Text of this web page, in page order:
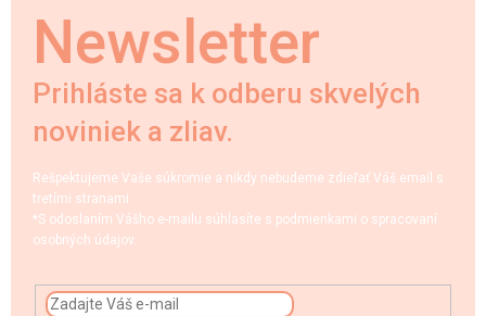
Newsletter
Prihláste sa k odberu skvelých
noviniek a zliav.
Rešpektujeme Vaše súkromie a nikdy nebudeme zdieľať Váš email s
tretími stranami.
*S odoslaním Vášho e-mailu súhlasíte s podmienkami o spracovaní
osobných údajov.